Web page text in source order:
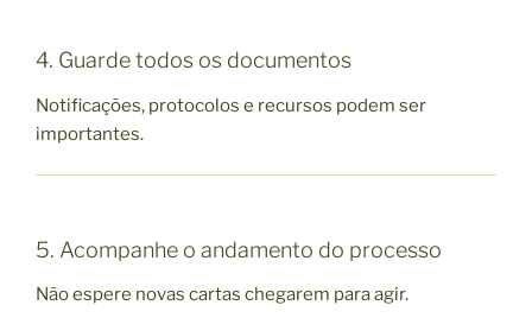
4. Guarde todos os documentos
Notificações, protocolos e recursos podem ser
importantes.
5. Acompanhe o andamento do processo
Não espere novas cartas chegarem para agir.